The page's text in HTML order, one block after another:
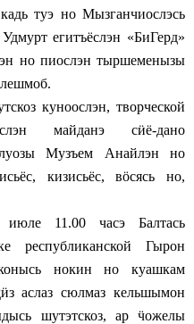
туэ но Мызганчиослэсь
егитъёслэн «БиГерд»
но пиослэн тыршеменызы
куноослэн, творческой
майданэ сӥё-дано
Музъем Анайлэн но
кизисьёс, вӧсясь но,
июле 11.00 часэ Балтась
республиканской Гырон
нокин но куашкам
ӥз аслаз сюлмаз кельшымон
шутэтскоз, ар ӵожелы